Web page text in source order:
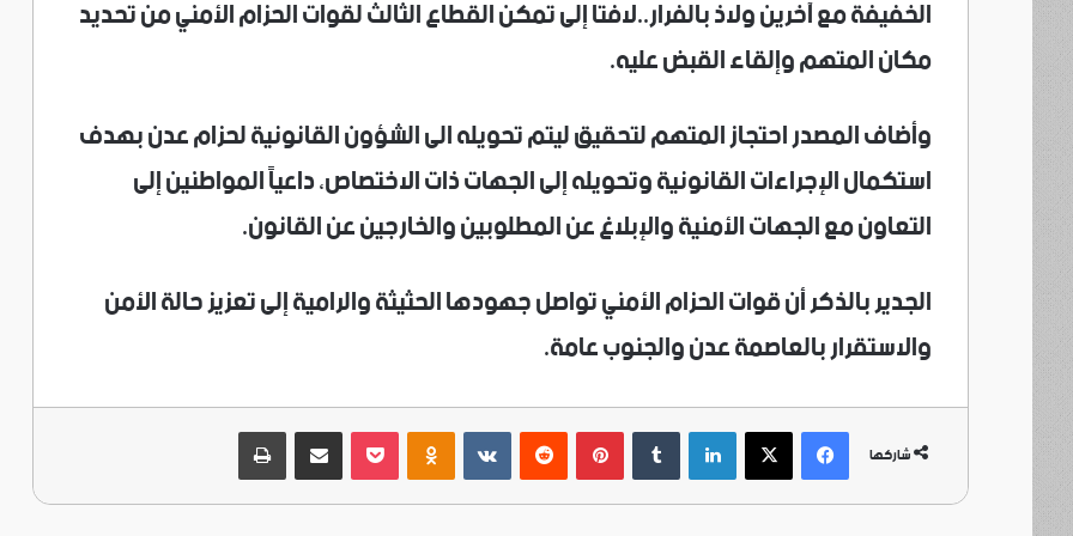
الخفيفة مع آخرين ولاذ بالفرار..لافتا إلى تمكن القطاع الثالث لقوات الحزام الأمني من تحديد
مكان المتهم وإلقاء القبض عليه.
وأضاف المصدر احتجاز المتهم لتحقيق ليتم تحويله الى الشؤون القانونية لحزام عدن بهدف
استكمال الإجراءات القانونية وتحويله إلى الجهات ذات الاختصاص، داعياً المواطنين إلى
التعاون مع الجهات الأمنية والإبلاغ عن المطلوبين والخارجين عن القانون.
الجدير بالذكر أن قوات الحزام الأمني تواصل جهودها الحثيثة والرامية إلى تعزيز حالة الأمن
والاستقرار بالعاصمة عدن والجنوب عامة.
شاركها فيسبوك
‫X لينكدإن
‏Tumblr بينتيريست
‏Reddit
‏VKontakte
Odnoklassniki
‫Pocketمشاركة عبر البريد طباعة